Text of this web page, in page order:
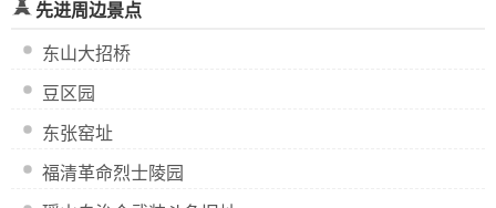
先进周边景点
东山大招桥
豆区园
东张窑址
福清革命烈士陵园